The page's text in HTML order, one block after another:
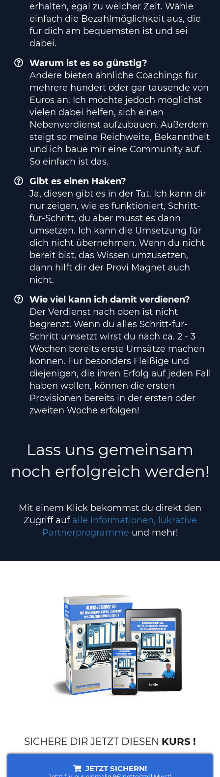
erhalten, egal zu welcher Zeit. Wähle
einfach die Bezahlmöglichkeit aus, die
für dich am bequemsten ist und sei
dabei.
Warum ist es so günstig?
Andere bieten ähnliche Coachings für
mehrere hundert oder gar tausende von
Euros an. Ich möchte jedoch möglichst
vielen dabei helfen, sich einen
Nebenverdienst aufzubauen. Außerdem
steigt so meine Reichweite, Bekanntheit
und ich baue mir eine Community auf.
So einfach ist das.
Gibt es einen Haken?
Ja, diesen gibt es in der Tat. Ich kann dir
nur zeigen, wie es funktioniert, Schritt-
für-Schritt, du aber musst es dann
umsetzen. Ich kann die Umsetzung für
dich nicht übernehmen. Wenn du nicht
bereit bist, das Wissen umzusetzen,
dann hilft dir der Provi Magnet auch
nicht.
Wie viel kann ich damit verdienen?
Der Verdienst nach oben ist nicht
begrenzt. Wenn du alles Schritt-für-
Schritt umsetzt wirst du nach ca. 2 - 3
Wochen bereits erste Umsätze machen
können. Für besonders Fleißige und
diejenigen, die ihren Erfolg auf jeden Fall
haben wollen, können die ersten
Provisionen bereits in der ersten oder
zweiten Woche erfolgen!
Lass uns gemeinsam
noch erfolgreich werden!
Mit einem Klick bekommst du direkt den
Zugriff auf alle Informationen, lukrative
Partnerprogramme und mehr!
SICHERE DIR JETZT DIESEN KURS !
JETZT SICHERN!